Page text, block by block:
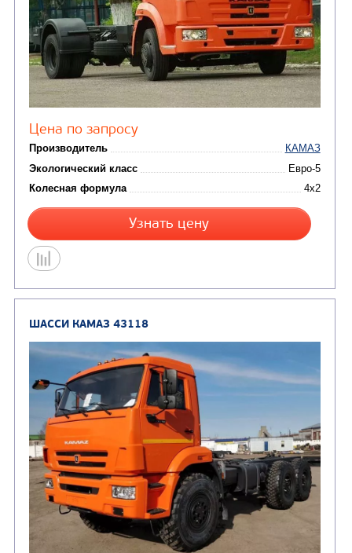
ШАССИ КАМАЗ 4308
Цена по запросу
Производитель
Экологический класс
Колесная формула
Узнать цену